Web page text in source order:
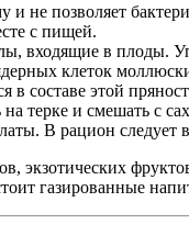
не позволяет
с пищей.
входящие в плоды.
клеток
составе этой
терке и смешать с
В рацион
экзотических
газированные